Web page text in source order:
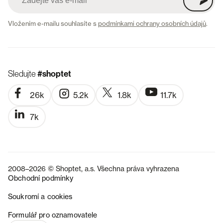
Vložením e-mailu souhlasíte spodmínkami ochrany osobních údajů.
Sledujte#shoptet
26k 5.2k 1.8k 11.7k
7k
2008–2026 © Shoptet, a.s. Všechna práva vyhrazena
Obchodní podmínky
Soukromí a cookies
Formulář pro oznamovatele